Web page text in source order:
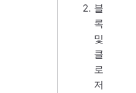
블
록
및
클
로
저